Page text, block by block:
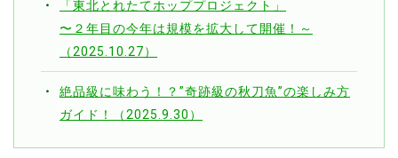
「東北とれたてホッププロジェクト」
〜２年目の今年は規模を拡大して開催！～
（2025.10.27）
絶品級に味わう！？”奇跡級の秋刀魚”の楽しみ方
ガイド！（2025.9.30）